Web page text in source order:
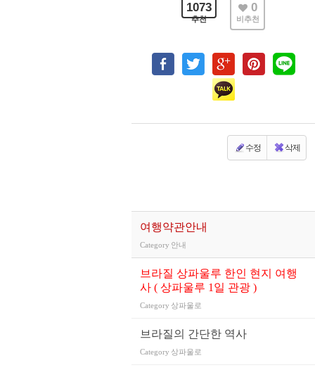
1073
추천
0
비추천
수정 삭제
여행약관안내
Category 안내
브라질 상파울루 한인 현지 여행
사 ( 상파울루 1일 관광 )
Category 상파울로
브라질의 간단한 역사
Category 상파울로